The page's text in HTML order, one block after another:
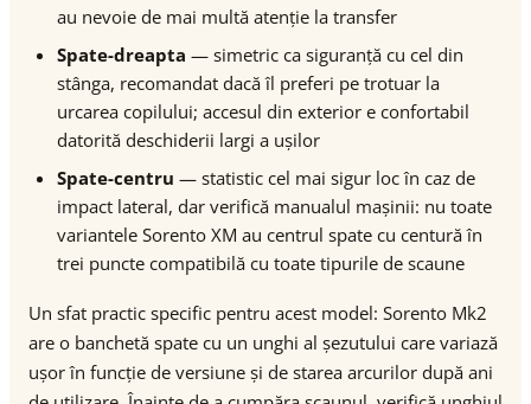
au nevoie de mai multă atenție la transfer
Spate-dreapta — simetric ca siguranță cu cel din
stânga, recomandat dacă îl preferi pe trotuar la
urcarea copilului; accesul din exterior e confortabil
datorită deschiderii largi a ușilor
Spate-centru — statistic cel mai sigur loc în caz de
impact lateral, dar verifică manualul mașinii: nu toate
variantele Sorento XM au centrul spate cu centură în
trei puncte compatibilă cu toate tipurile de scaune
Un sfat practic specific pentru acest model: Sorento Mk2
are o banchetă spate cu un unghi al șezutului care variază
ușor în funcție de versiune și de starea arcurilor după ani